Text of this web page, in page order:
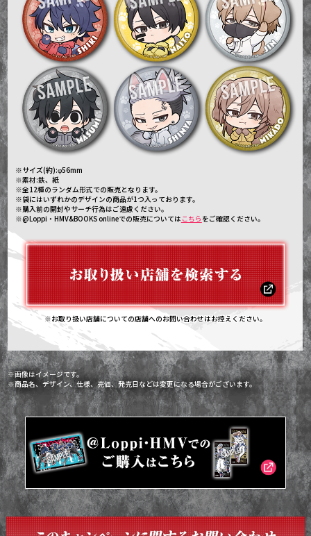
※サイズ(約):φ56mm
※素材:鉄、紙
※全12種のランダム形式での販売となります。
※袋にはいずれかのデザインの商品が1つ入っております。
※購入前の開封やサーチ行為はご遠慮ください。
※@Loppi・HMV&BOOKS onlineでの販売については こちら をご確認ください。
※お取り扱い店舗についての店舗へのお問い合わせはお控えください。
※画像はイメージです。
※商品名、デザイン、仕様、売価、発売日などは変更になる場合がございます。